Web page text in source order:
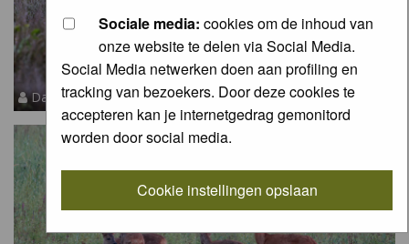
Sociale media: cookies om de inhoud van
onze website te delen via Social Media.
Social Media netwerken doen aan profiling en
tracking van bezoekers. Door deze cookies te
accepteren kan je internetgedrag gemonitord
worden door social media.
Cookie instellingen opslaan
David | Ree 7 0